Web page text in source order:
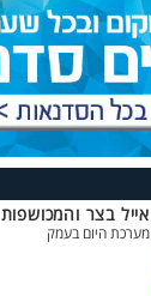
אייל בצר והמכושפות
מערכת היום בעמק